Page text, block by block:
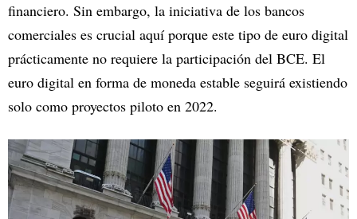
financiero. Sin embargo, la iniciativa de los bancos
comerciales es crucial aquí porque este tipo de euro digital
prácticamente no requiere la participación del BCE. El
euro digital en forma de moneda estable seguirá existiendo
solo como proyectos piloto en 2022.